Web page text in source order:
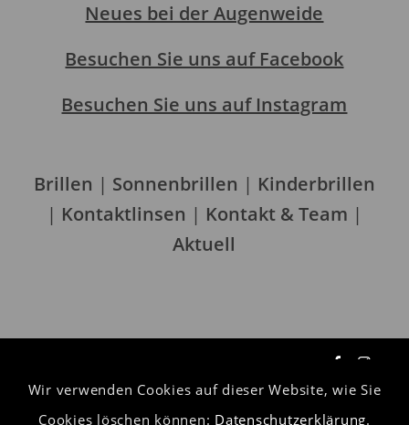
Neues bei der Augenweide
Besuchen Sie uns auf Facebook
Besuchen Sie uns auf Instagram
Brillen | Sonnenbrillen | Kinderbrillen
| Kontaktlinsen | Kontakt & Team |
Aktuell
Datenschutzerklärung
Wir verwenden Cookies auf dieser Website, wie Sie
Cookies löschen können: Datenschutzerklärung.